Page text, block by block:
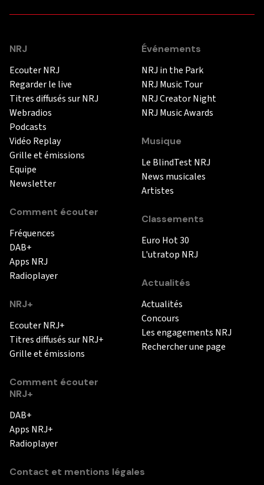
NRJ
Ecouter NRJ
Regarder le live
Titres diffusés sur NRJ
Webradios
Podcasts
Vidéo Replay
Grille et émissions
Equipe
Newsletter
Comment écouter
Fréquences
DAB+
Apps NRJ
Radioplayer
NRJ+
Ecouter NRJ+
Titres diffusés sur NRJ+
Grille et émissions
Comment écouter
NRJ+
DAB+
Apps NRJ+
Radioplayer
Événements
NRJ in the Park
NRJ Music Tour
NRJ Creator Night
NRJ Music Awards
Musique
Le BlindTest NRJ
News musicales
Artistes
Classements
Euro Hot 30
L'utratop NRJ
Actualités
Actualités
Concours
Les engagements NRJ
Rechercher une page
Contact et mentions légales